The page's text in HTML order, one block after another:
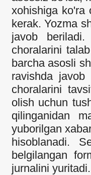
xohishiga ko'ra
kerak. Yozma
javob
choralarini
barcha asosli
ravishda
choralarini
olish uchun
qilinganidan
yuborilgan
hisoblanadi.
belgilangan
jurnalini yuritadi.